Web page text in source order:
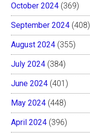
October 2024 (369)
September 2024 (408)
August 2024 (355)
July 2024 (384)
June 2024 (401)
May 2024 (448)
April 2024 (396)